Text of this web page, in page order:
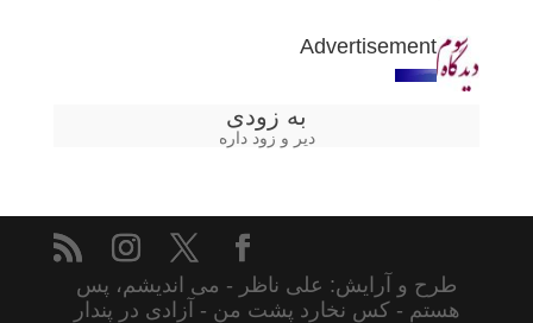
Advertisement
به زودی
دیر و زود داره
طرح و آرایش: علی ناظر - می اندیشم، پس
هستم - کس نخارد پشت من - آزادی در پندار